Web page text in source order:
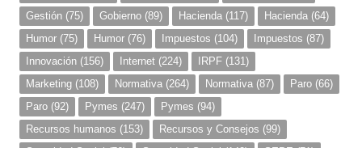
Gestión (75) Gobierno (89) Hacienda (117) Hacienda (64)
Humor (75) Humor (76) Impuestos (104) Impuestos (87)
Innovación (156) Internet (224) IRPF (131)
Marketing (108) Normativa (264) Normativa (87) Paro (66)
Paro (92) Pymes (247) Pymes (94)
Recursos humanos (153) Recursos y Consejos (99)